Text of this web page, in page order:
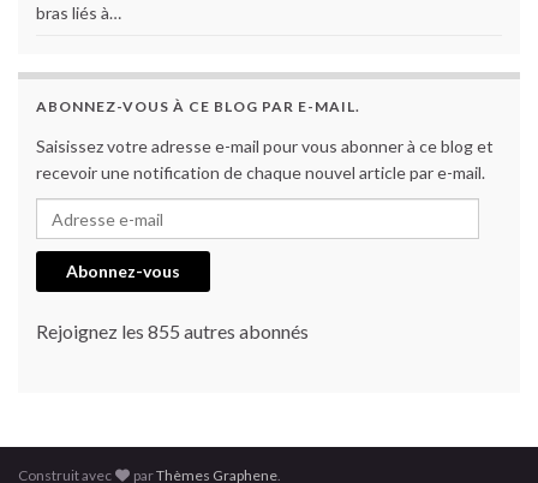
bras liés à…
ABONNEZ-VOUS À CE BLOG PAR E-MAIL.
Saisissez votre adresse e-mail pour vous abonner à ce blog et
recevoir une notification de chaque nouvel article par e-mail.
Adresse e-mail
Abonnez-vous
Rejoignez les 855 autres abonnés
Construit avec parThèmes Graphene.